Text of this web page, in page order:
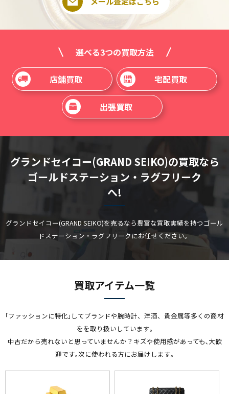
選べる3つの買取方法
店舗買取 宅配買取
出張買取
グランドセイコー(GRAND SEIKO)の買取なら
ゴールドステーション・ラグフリーク
へ!
グランドセイコー(GRAND SEIKO)を売るなら豊富な買取実績を持つゴール
ドステーション・ラグフリークにお任せください。
買取アイテム一覧
｢ファッションに特化｣してブランドや腕時計、洋酒、貴金属等多くの商材
をを取り扱いしています｡
中古だから売れないと思っていませんか？キズや使用感があっても､大歓
迎です｡次に使われる方にお届けします｡